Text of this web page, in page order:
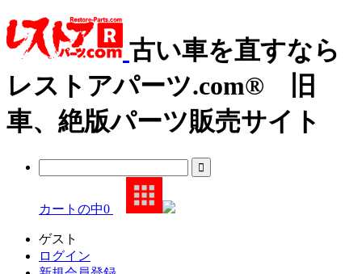
古い車を直すなら
レストアパーツ.com® 旧
車、絶版パーツ販売サイト
カートの中0
ゲスト
ログイン